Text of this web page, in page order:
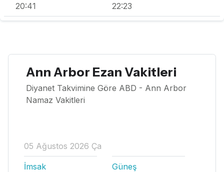
20:41
22:23
Ann Arbor Ezan Vakitleri
Diyanet Takvimine Göre ABD - Ann Arbor
Namaz Vakitleri
05 Ağustos 2026 Ça
İmsak
Güneş